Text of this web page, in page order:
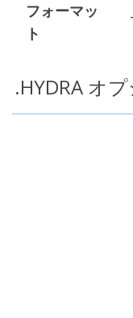
フォーマッ
ト
.HYDRA オ